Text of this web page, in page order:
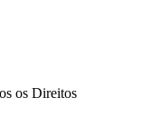
os Direitos